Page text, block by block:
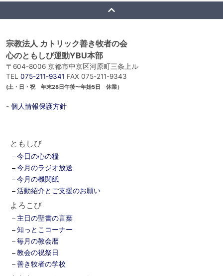
宗教法人 カトリック善き牧者の会
心のともしび運動YBU本部
〒604-8006 京都市中京区河原町三条上ル
TEL 075-211-9341 FAX 075-211-9343
(土・日・祝 年末28日午後〜年始5日 休業）
- 個人情報保護方針
ともしび
今日の心の糧
今月のラジオ放送
今月の機関紙
活動紹介とご支援のお願い
よろこび
主日の聖書の言葉
知っとこコーナー
毎月の教会暦
教会の祝祭日
善き牧者の学校